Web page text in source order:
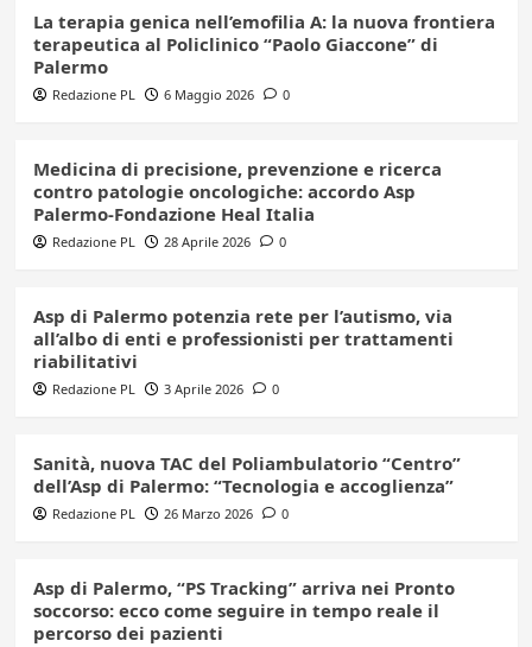
La terapia genica nell’emofilia A: la nuova frontiera
terapeutica al Policlinico “Paolo Giaccone” di
Palermo
Redazione PL 6 Maggio 2026 0
Medicina di precisione, prevenzione e ricerca
contro patologie oncologiche: accordo Asp
Palermo-Fondazione Heal Italia
Redazione PL 28 Aprile 2026 0
Asp di Palermo potenzia rete per l’autismo, via
all’albo di enti e professionisti per trattamenti
riabilitativi
Redazione PL 3 Aprile 2026 0
Sanità, nuova TAC del Poliambulatorio “Centro”
dell’Asp di Palermo: “Tecnologia e accoglienza”
Redazione PL 26 Marzo 2026 0
Asp di Palermo, “PS Tracking” arriva nei Pronto
soccorso: ecco come seguire in tempo reale il
percorso dei pazienti